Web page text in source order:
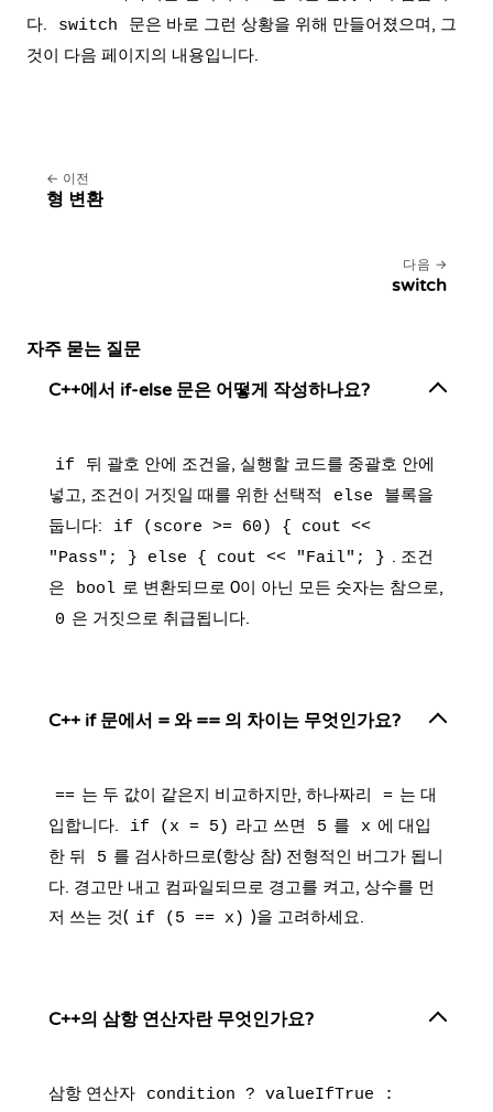
다.
switch
문은 바로 그런 상황을 위해 만들어졌으며, 그
것이 다음 페이지의 내용입니다.
이전
형 변환
다음
switch
자주 묻는 질문
C++에서 if-else 문은 어떻게 작성하나요?
if
뒤 괄호 안에 조건을, 실행할 코드를 중괄호 안에
넣고, 조건이 거짓일 때를 위한 선택적
else
블록을
둡니다:
if (score >= 60) { cout <<
"Pass"; } else { cout << "Fail"; } . 조건
은
bool 로 변환되므로 0이 아닌 모든 숫자는 참으로,
0 은 거짓으로 취급됩니다.
C++ if 문에서 = 와 == 의 차이는 무엇인가요?
== 는 두 값이 같은지 비교하지만, 하나짜리 = 는 대
입합니다.
if (x = 5) 라고 쓰면 5 를 x 에 대입
한 뒤
5 를 검사하므로(항상 참) 전형적인 버그가 됩니
다. 경고만 내고 컴파일되므로 경고를 켜고, 상수를 먼
저 쓰는 것( if (5 == x) )을 고려하세요.
C++의 삼항 연산자란 무엇인가요?
삼항 연산자 condition ? valueIfTrue :